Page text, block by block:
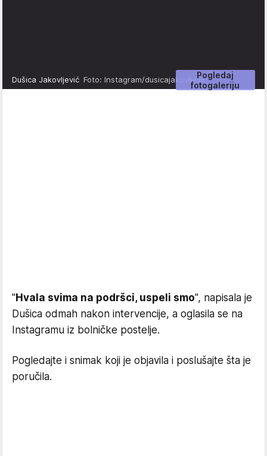
Pogledaj
fotogaleriju
Dušica Jakovljević Foto: Instagram/dusicajakovljevic
"Hvala svima na podršci, uspeli smo", napisala je
Dušica odmah nakon intervencije, a oglasila se na
Instagramu iz bolničke postelje.
Pogledajte i snimak koji je objavila i poslušajte šta je
poručila.